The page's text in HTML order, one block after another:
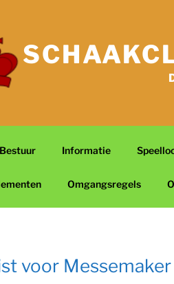
Bestuur Informatie
Omgangsregels
voor Messemaker